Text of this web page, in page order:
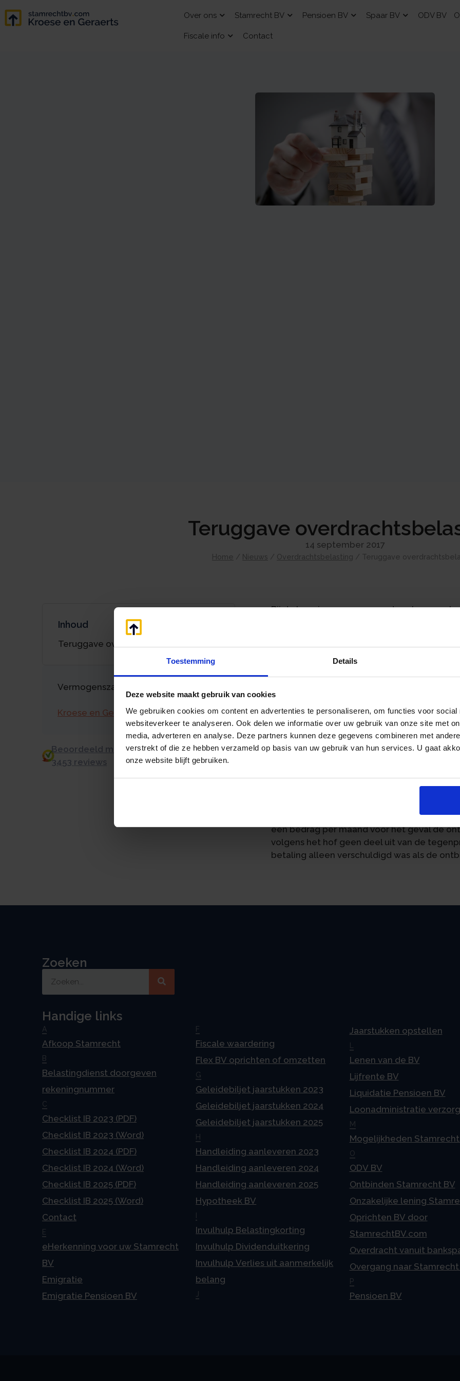
Toestemming Details
Deze website maakt gebruik van cookies
We gebruiken cookies om content en advertenties te personaliseren, om functies voor social
websiteverkeer te analyseren. Ook delen we informatie over uw gebruik van onze site met
media, adverteren en analyse. Deze partners kunnen deze gegevens combineren met
verstrekt of die ze hebben verzameld op basis van uw gebruik van hun services. U gaat
onze website blijft gebruiken.
Over ons Stamrecht BV Pensioen BV Spaar BV ODV BV
Fiscale info Contact
Teruggave
14 september 2017
Home / Nieuws / Overdrachtsbelasting / Teruggave
Inhoud
Teruggave overdrachtsbelasting
Vermogenszaken goed regelen?
Kroese en Geraerts
Beoordeeld met een 9.0 uit 10 op basis van
3453 reviews
Bij de levering van onroerende zaken moet
verzoek kan een teruggaaf van betaalde
wanneer door de werking van een
juridisch als feitelijk wordt hersteld.
Een akte van levering bevatte een
opgenomen, dat de koper een bedrag per
voorschot op de koopsom. Dat
de ontbindende voorwaarde zich zou
niet zou voordoen, zou het
verschuldigde koopsom. Door het intreden
eigendom van de onroerende zaak weer
inspecteur weigerde de teruggaaf van
Hof Arnhem-Leeuwarden is van oordeel
moeten honoreren. Volgens het hof is de
juridisch hersteld door de vervulling van
een bedrag per maand voor het geval de
volgens het hof geen deel uit van de
betaling alleen verschuldigd was als de
Zoeken
Handige links
A
Afkoop Stamrecht
B
Belastingdienst doorgeven
rekeningnummer
C
Checklist IB 2023 (PDF)
Checklist IB 2023 (Word)
Checklist IB 2024 (PDF)
Checklist IB 2024 (Word)
Checklist IB 2025 (PDF)
Checklist IB 2025 (Word)
Contact
E
eHerkenning voor uw Stamrecht
BV
Emigratie
Emigratie Pensioen BV
F
Fiscale waardering
Flex BV oprichten of omzetten
G
Geleidebiljet jaarstukken 2023
Geleidebiljet jaarstukken 2024
Geleidebiljet jaarstukken 2025
H
Handleiding aanleveren 2023
Handleiding aanleveren 2024
Handleiding aanleveren 2025
Hypotheek BV
Invulhulp Belastingkorting
Invulhulp Dividenduitkering
Invulhulp Verlies uit aanmerkelijk
belang
Jaarstukken opstellen
Lenen van de BV
Lijfrente BV
Liquidatie Pensioen BV
Loonadministratie
M
Mogelijkheden Stamrecht
O
ODV BV
Ontbinden Stamrecht BV
Onzakelijke lening
Oprichten BV door
StamrechtBV.com
Overdracht vanuit
Overgang naar Stamrecht
P
Pensioen BV